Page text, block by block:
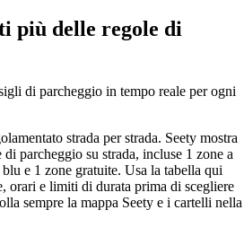
più delle regole di
di parcheggio in tempo reale per ogni
strada per strada. Seety mostra
parcheggio su strada, incluse 1 zone a
e 1 zone gratuite. Usa la tabella qui
orari e limiti di durata prima di scegliere
sempre la mappa Seety e i cartelli nella